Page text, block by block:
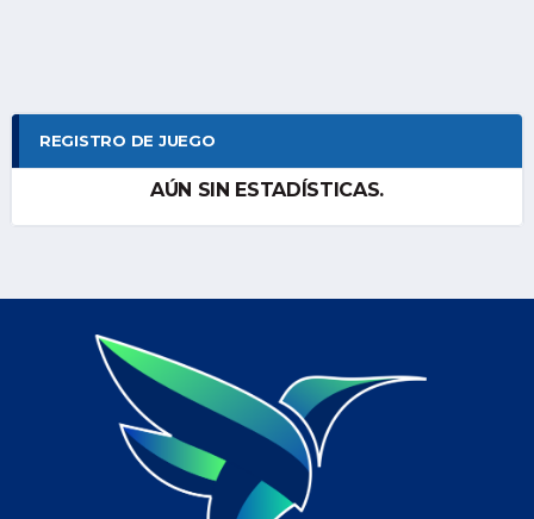
REGISTRO DE JUEGO
AÚN SIN ESTADÍSTICAS.